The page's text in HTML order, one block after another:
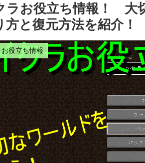
ラお役立ち情報！ 大
方と復元方法を紹介！
役立ち情報